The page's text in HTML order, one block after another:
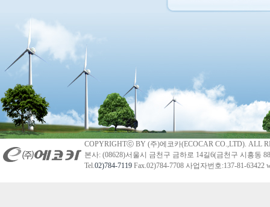
COPYRIGHTⓒ BY (주)에코카(ECOCAR CO.,LTD). ALL
본사: (08628)서울시 금천구 금하로 14길6(금천구 시흥동
Tel.02)784-7119 Fax.02)784-7708 사업자번호:137-81-63422